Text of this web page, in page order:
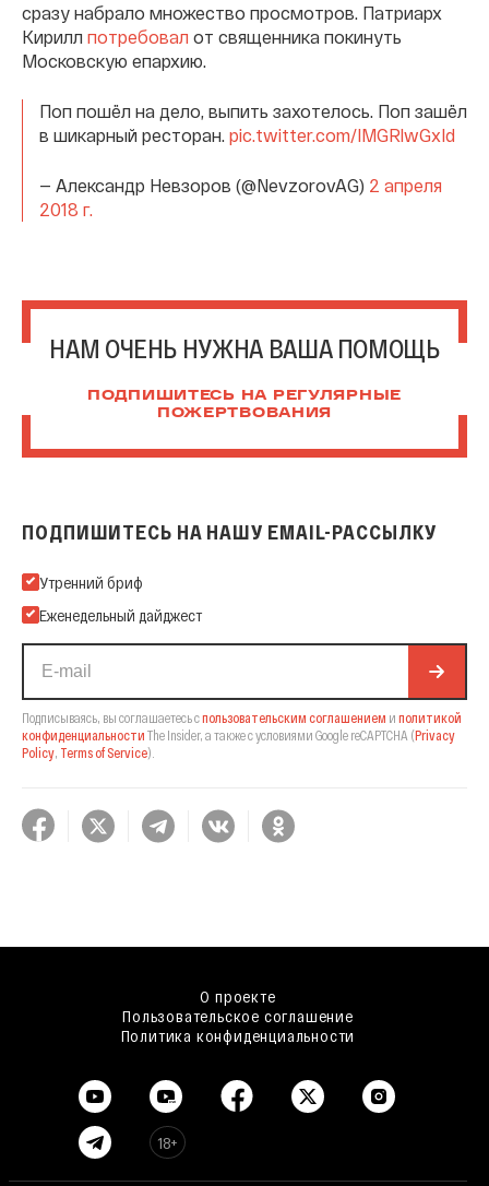
сразу набрало множество просмотров. Патриарх
Кирилл потребовал от священника покинуть
Московскую епархию.
Поп пошёл на дело, выпить захотелось. Поп зашёл
в шикарный ресторан. pic.twitter.com/IMGRlwGxId
— Александр Невзоров (@NevzorovAG) 2 апреля
2018 г.
НАМ ОЧЕНЬ НУЖНА ВАША ПОМОЩЬ
ПОДПИШИТЕСЬ НА РЕГУЛЯРНЫЕ
ПОЖЕРТВОВАНИЯ
ПОДПИШИТЕСЬ НА НАШУ EMAIL-РАССЫЛКУ
Подпишитесь на нашу Email-рассылку
Утренний бриф
Еженедельный дайджест
Подписываясь, вы соглашаетесь спользовательским соглашением и политикой
конфиденциальности The Insider, а также с условиями Google reCAPTCHA (Privacy
Policy Terms of Service).
О проекте
Пользовательское соглашение
Политика конфиденциальности
18+